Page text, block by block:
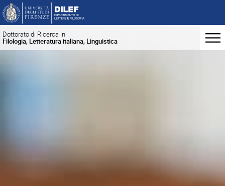
Dottorato di Ricerca in
Filologia, Letteratura italiana, Linguistica